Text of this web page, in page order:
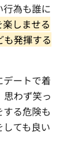
行為も誰に
しませる
も発揮する
ートで着
わず笑っ
る危険も
ても良い